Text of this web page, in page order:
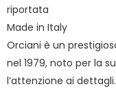
riportata
Made in Italy
Orciani è un
nel 1979, noto per la
l’attenzione ai